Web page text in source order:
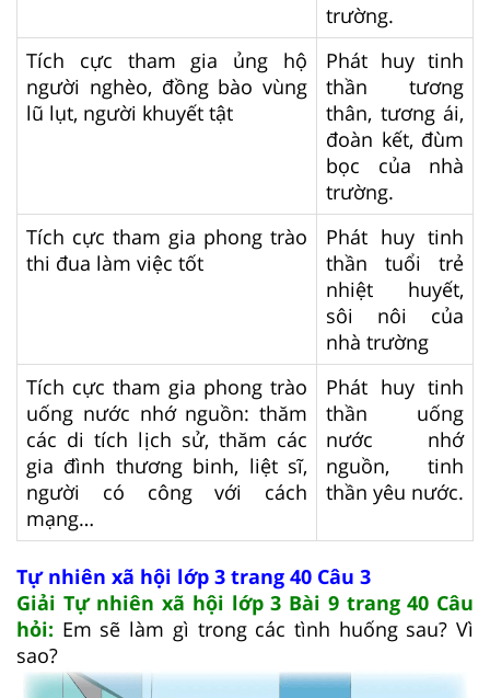
trường.
Tích cực tham gia ủng hộ
người nghèo, đồng bào vùng
lũ lụt, người khuyết tật
Phát huy tinh
thần tương
thân, tương ái,
đoàn kết, đùm
bọc của nhà
trường.
Tích cực tham gia phong trào
thi đua làm việc tốt
Phát huy tinh
thần tuổi trẻ
nhiệt huyết,
sôi nôi của
nhà trường
Tích cực tham gia phong trào
uống nước nhớ nguồn: thăm
các di tích lịch sử, thăm các
gia đình thương binh, liệt sĩ,
người có công với cách
mạng…
Phát huy tinh
thần uống
nước nhớ
nguồn, tinh
thần yêu nước.
Tự nhiên xã hội lớp 3 trang 40 Câu 3
Giải Tự nhiên xã hội lớp 3 Bài 9 trang 40 Câu
hỏi: Em sẽ làm gì trong các tình huống sau? Vì
sao?